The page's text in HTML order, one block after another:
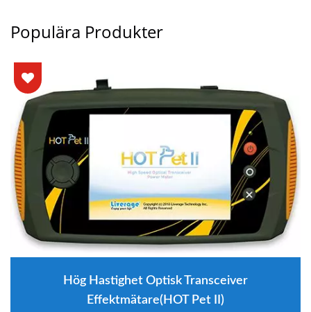
Populära Produkter
Hög Hastighet Optisk Transceiver
Effektmätare(HOT Pet II)